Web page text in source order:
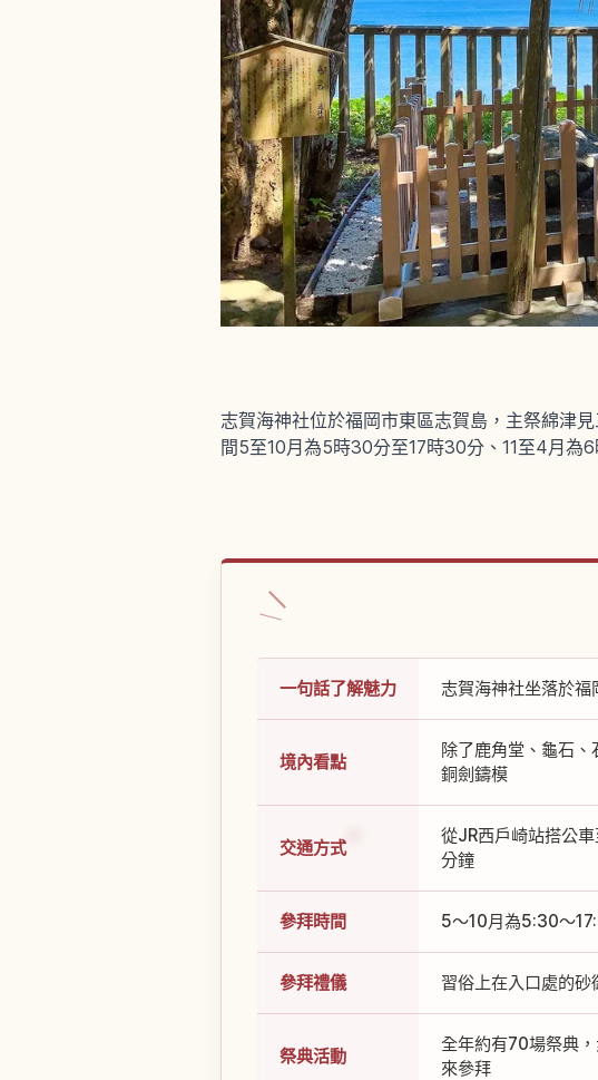
志賀海神社位於福岡市東區志賀島，主祭綿津
間5至10月為5時30分至17時30分、11至4月為
一句話了解魅力 志賀海神社坐落於福
境內看點
除了鹿角堂、龜石
銅劍鑄模
交通方式
從JR西戶崎站搭公
分鐘
參拜時間 5～10月為5:30～
參拜禮儀 習俗上在入口處的
祭典活動
全年約有70場祭典
來參拜